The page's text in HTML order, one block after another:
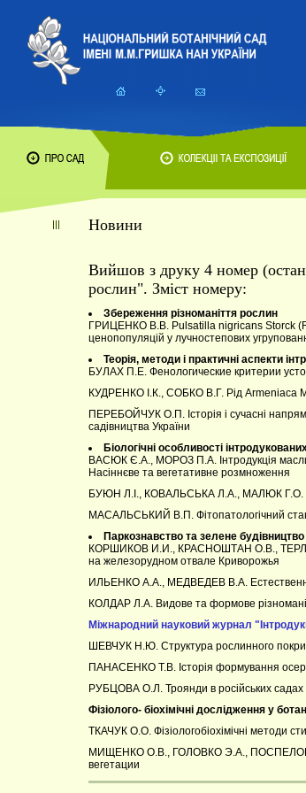
Новини
Вийшов з друку 4 номер
рослин". Зміст номеру:
Збереження різноманіття рослин
ГРИЦЕНКО В.В. Pulsatilla nigricans Storck
ценопопуляцій у лучностепових
Теорія, методи і практичні аспекти
БУЛАХ П.Е. Фенологические критерии
КУДРЕНКО І.К., СОБКО В.Г. Рід Armeniaca
ПЕРЕБОЙЧУК О.П. Історія і сучасні
садівництва України
Біологічні особливості
ВАСЮК Є.А., МОРОЗ П.А. Інтродукція
Насіннєве та вегетативне розмноження
БУЮН Л.І., КОВАЛЬСЬКА Л.А., МАЛЮК Г.О.
МАСАЛЬСЬКИЙ В.П. Фітопатологічний
Паркознавство та зелене будівництво
КОРШИКОВ И.И., КРАСНОШТАН О.В.,
на железорудном отвале Криворожья
ИЛЬЕНКО А.А., МЕДВЕДЕВ В.А.
КОЛДАР Л.А. Видове та формове
Міжнародний науковий журнал
ШЕВЧУК Н.Ю. Структура рослинного
ПАНАСЕНКО Т.В. Історія формування
РУБЦОВА О.Л. Троянди в російських садах і
Фізіолого- біохімічні дослідження у
ТКАЧУК О.О. Фізіологобіохімічні методи
МИЩЕНКО О.В., ГОЛОВКО Э.А., ПОСПЕЛОВ
вегетации